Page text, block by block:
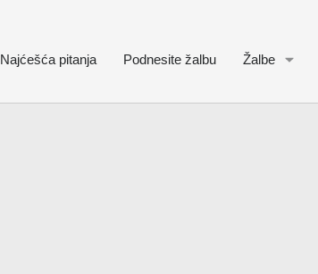
Najćešća pitanja Podnesite žalbu Žalbe